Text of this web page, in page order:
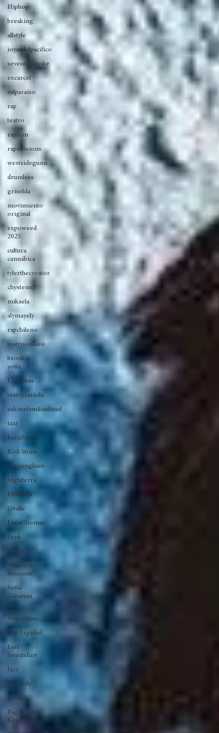
RedBull BC
One
Hiphop
breaking
allstyle
joyasdelpacífico
seventosmoke
excarcel
valparaíso
rap
teatro
westsidegunn
drumless
movimiento
original
expoweed
2025
cultura
cannábica
chystemc
mikaela
alymayely
rapchileno
teatrocoliseo
bronko
teatrocariola
eskinafamiliaskuad
jazz
JorjaSmith
Kofi Stone
Birmingham
Inglaterra
Funk
Trova
W Lounge
Sessions
Sofía
Gabanna
Rap
Argentino
Rap Español
Earl
Sweatshirt
Rapsody
Madlib